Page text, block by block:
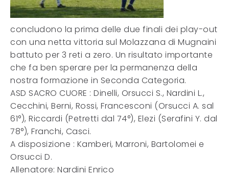
concludono la prima delle due finali dei play-out
con una netta vittoria sul Molazzana di Mugnaini
battuto per 3 reti a zero. Un risultato importante
che fa ben sperare per la permanenza della
nostra formazione in Seconda Categoria.
ASD SACRO CUORE : Dinelli, Orsucci S., Nardini L.,
Cecchini, Berni, Rossi, Francesconi (Orsucci A. sal
61°), Riccardi (Petretti dal 74°), Elezi (Serafini Y. dal
78°), Franchi, Casci.
A disposizione : Kamberi, Marroni, Bartolomei e
Orsucci D.
Allenatore: Nardini Enrico